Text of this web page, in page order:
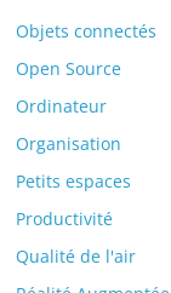
Objets connectés
Open Source
Ordinateur
Organisation
Petits espaces
Productivité
Qualité de l'air